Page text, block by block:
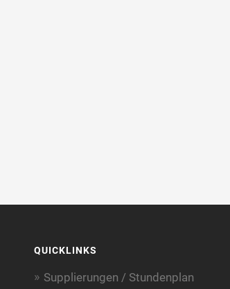
QUICKLINKS
Supplierungen / Stundenplan